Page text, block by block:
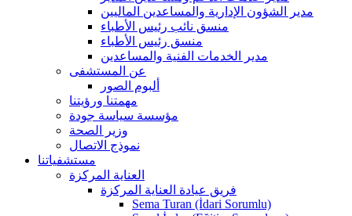
مدير الشؤون الإدارية والمساعدين الماليين
منسق نائب رئيس الأطباء
منسق رئيس الأطباء
مدير الخدمات الفنية والمساعدين
عن المستشفى
ألبوم الصور
مهمتنا ورؤيتنا
مؤسسة سياسة جودة
وزير الصحة
نموذج الاتصال
مستشفياتنا
العناية المركزة
فريق عيادة العناية المركزة
Sema Turan (İdari Sorumlu)